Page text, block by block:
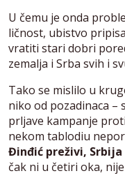
U čemu je onda
ličnost, ubistvo
vratiti stari dobri
zemalja i Srba svih i
Tako se mislilo u
niko od pozadinaca –
prljave kampanje
nekom tablodiu
Đinđić preživi,
čak ni u četiri oka,